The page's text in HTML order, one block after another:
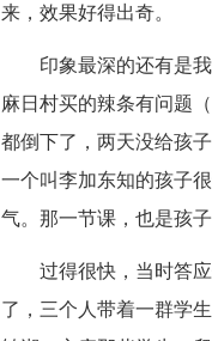
来，效果好得出奇。
印象最深的还有是我
麻日村买的辣条有问题
都倒下了，两天没给孩
一个叫李加东知的孩子
气。那一节课，也是孩
过得很快，当时答应
了，三个人带着一群学